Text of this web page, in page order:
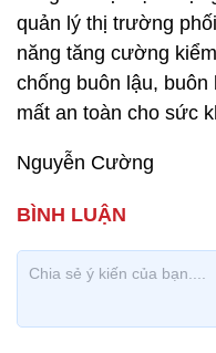
quản lý thị trường
năng tăng cường
chống buôn lậu,
mất an toàn cho sức
Nguyễn Cường